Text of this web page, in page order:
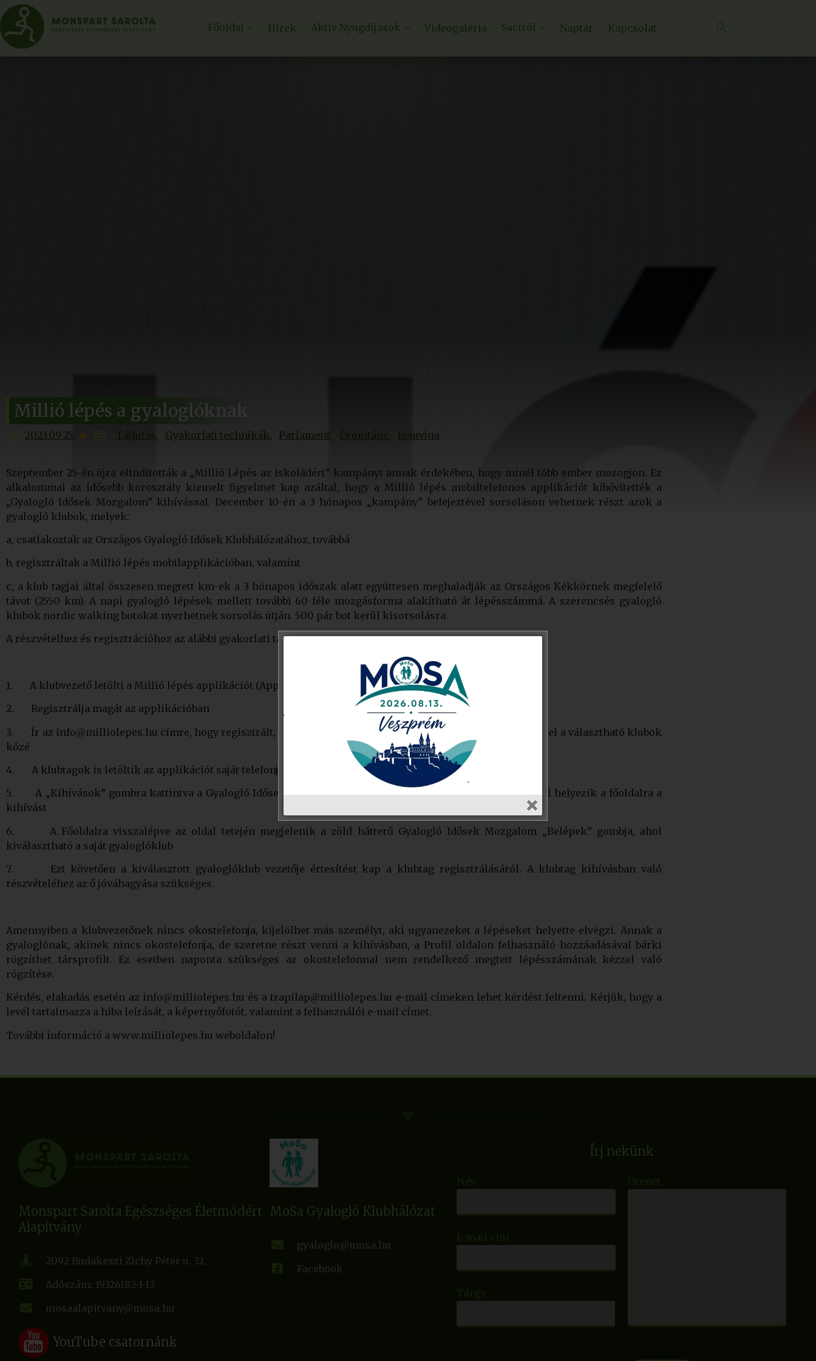
Főoldal Hírek Aktív Nyugdíjasok Videogaléria Saciról Naptár Kapcsolat
Millió lépés a gyaloglóknak
2023.09.25. Tájfutás Gyakorlati technikák Parlament Örömtánc Rejuvina
Szeptember 25-én újra elindították a „Millió Lépés az iskoládért” kampányt annak érdekében, hogy minél több ember mozogjon. Ez
alkalommal az idősebb korosztály kiemelt figyelmet kap azáltal, hogy a Millió lépés mobiltelefonos applikációt kibővítették a
„Gyalogló Idősek Mozgalom” kihívással. December 10-én a 3 hónapos „kampány” befejeztével sorsoláson vehetnek részt azok a
gyalogló klubok, melyek:
a, csatlakoztak az Országos Gyalogló Idősek Klubhálózatához, továbbá
b, regisztráltak a Millió lépés mobilapplikációban, valamint
c, a klub tagjai által összesen megtett km-ek a 3 hónapos időszak alatt együttesen meghaladják az Országos Kékkörnek megfelelő
távot (2550 km). A napi gyalogló lépések mellett további 60 féle mozgásforma alakítható át lépésszámmá. A szerencsés gyalogló
klubok nordic walking botokat nyerhetnek sorsolás útján. 500 pár bot kerül kisorsolásra.
A részvételhez és regisztrációhoz az alábbi gyakorlati tanácsokkal segítünk:
1. A klubvezető letölti a Millió lépés applikációt (App store vagy Play Áruház)
2. Regisztrálja magát az applikációban
3. Ír az info@milliolepes.hu címre, hogy regisztrált, és kéri, hogy az általa vezetett gyalogló klubot vegyék fel a választható klubok
közé
4. A klubtagok is letöltik az applikációt saját telefonjukra és regisztrálnak
5. A „Kihívások” gombra kattintva a Gyalogló Idősek Mozgalom felirat alatt a szürke „Főoldalon” gombbal helyezik a főoldalra a
kihívást
6. A Főoldalra visszalépve az oldal tetején megjelenik a zöld hátterű Gyalogló Idősek Mozgalom „Belépek” gombja, ahol
kiválasztható a saját gyaloglóklub
7. Ezt követően a kiválasztott gyaloglóklub vezetője értesítést kap a klubtag regisztrálásáról. A klubtag kihívásban való
részvételéhez az ő jóváhagyása szükséges.
Amennyiben a klubvezetőnek nincs okostelefonja, kijelölhet más személyt, aki ugyanezeket a lépéseket helyette elvégzi. Annak a
gyaloglónak, akinek nincs okostelefonja, de szeretne részt venni a kihívásban, a Profil oldalon felhasználó hozzáadásával bárki
rögzíthet társprofilt. Ez esetben naponta szükséges az okostelefonnal nem rendelkező megtett lépésszámának kézzel való
rögzítése.
Kérdés, elakadás esetén az info@milliolepes.hu és a trapilap@milliolepes.hu e-mail címeken lehet kérdést feltenni. Kérjük, hogy a
levél tartalmazza a hiba leírását, a képernyőfotót, valamint a felhasználói e-mail címet.
További információ a www.milliolepes.hu weboldalon!
Monspart Sarolta Egészséges Életmódért
Alapítvány
2092 Budakeszi Zichy Péter u. 32.
Adószám: 19326182-1-13
mosaalapitvany@mosa.hu
YouTube csatornánk
MoSa Gyalogló Klubhálózat
gyaloglo@mosa.hu
Facebook
Írj nekünk